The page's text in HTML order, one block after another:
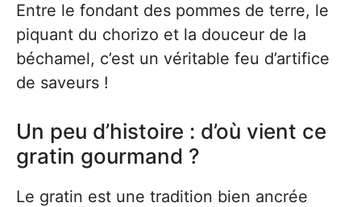
Entre le fondant des pommes de terre, le
piquant du chorizo et la douceur de la
béchamel, c’est un véritable feu d’artifice
de saveurs !
Un peu d’histoire : d’où vient ce
gratin gourmand ?
Le gratin est une tradition bien ancrée